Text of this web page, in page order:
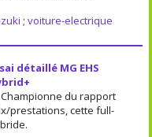
; voiture-electrique
détaillé MG EHS
du rapport
prestations, cette full-